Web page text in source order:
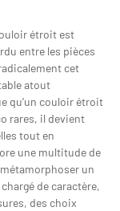
étroit est
entre les pièces
cet
atout
qu’un couloir étroit
rares, il devient
tout en
une multitude de
un
de caractère,
des choix